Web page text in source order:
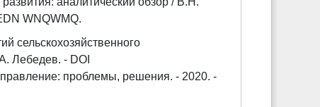
WNQWMQ.
сельскохозяйственного
Лебедев. - DOI
проблемы, решения. - 2020. -